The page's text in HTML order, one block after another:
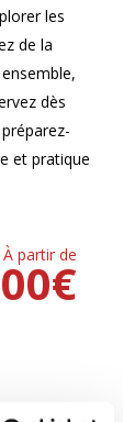
les
de la
dès
et pratique
À partir de
€